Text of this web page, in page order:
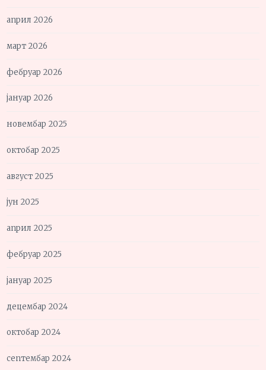
април 2026
март 2026
фебруар 2026
јануар 2026
новембар 2025
октобар 2025
август 2025
јун 2025
април 2025
фебруар 2025
јануар 2025
децембар 2024
октобар 2024
септембар 2024